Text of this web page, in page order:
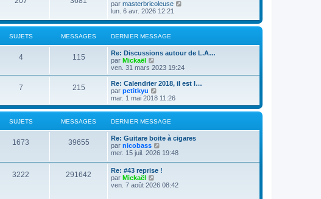
n
i
e
r
m
e
s
s
a
g
e
e
d
e
r
n
i
e
m
s
s
a
g
e
par masterbricoleuse
r
d
e
n
i
e
e
s
e
lun. 6 avr. 2026 12:21
SUJETS MESSAGES DERNIER MESSAGE
4 115
Re: Discussions autour de L.A…
par Mickaël
o
i
r
l
e
e
r
n
i
e
r
m
e
s
a
ven. 31 mars 2023 19:24
7 215
Re: Calendrier 2018, il est l…
par petitkyu
o
i
r
l
e
r
n
i
e
m
mar. 1 mai 2018 11:26
SUJETS MESSAGES DERNIER MESSAGE
1673 39655
Re: Guitare boite à cigares
par nicobass
o
r
l
e
d
mer. 15 juil. 2026 19:48
3222 291642
Re: #43 reprise !
par Mickaël
o
ven. 7 août 2026 08:42